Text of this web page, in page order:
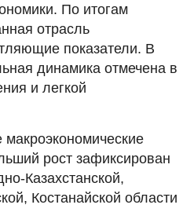
По итогам
отрасль
показатели. В
динамика отмечена в
и легкой
рост зафиксирован
Казахстанской,
Костанайской области